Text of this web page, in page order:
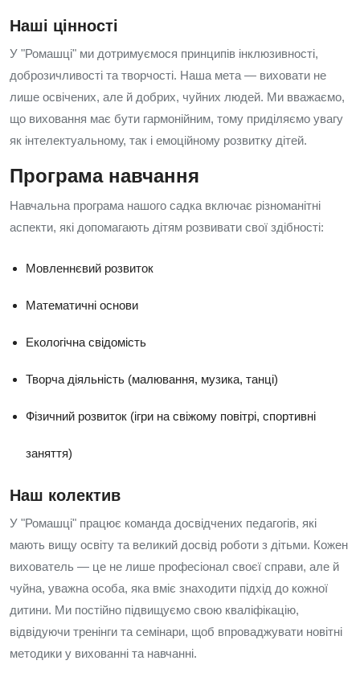
Наші цінності
У "Ромашці" ми дотримуємося принципів інклюзивності,
доброзичливості та творчості. Наша мета — виховати не
лише освічених, але й добрих, чуйних людей. Ми вважаємо,
що виховання має бути гармонійним, тому приділяємо увагу
як інтелектуальному, так і емоційному розвитку дітей.
Програма навчання
Навчальна програма нашого садка включає різноманітні
аспекти, які допомагають дітям розвивати свої здібності:
Мовленнєвий розвиток
Математичні основи
Екологічна свідомість
Творча діяльність (малювання, музика, танці)
Фізичний розвиток (ігри на свіжому повітрі, спортивні
заняття)
Наш колектив
У "Ромашці" працює команда досвідчених педагогів, які
мають вищу освіту та великий досвід роботи з дітьми. Кожен
вихователь — це не лише професіонал своєї справи, але й
чуйна, уважна особа, яка вміє знаходити підхід до кожної
дитини. Ми постійно підвищуємо свою кваліфікацію,
відвідуючи тренінги та семінари, щоб впроваджувати новітні
методики у вихованні та навчанні.